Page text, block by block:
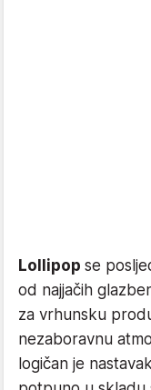
Lollipop se
od najjačih
za vrhunsku
nezaboravnu
logičan je